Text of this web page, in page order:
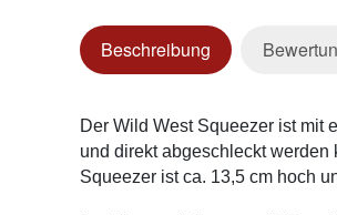
Beschreibung
Der Wild West Squeezer ist mit
und direkt abgeschleckt
Squeezer ist ca. 13,5 cm hoch